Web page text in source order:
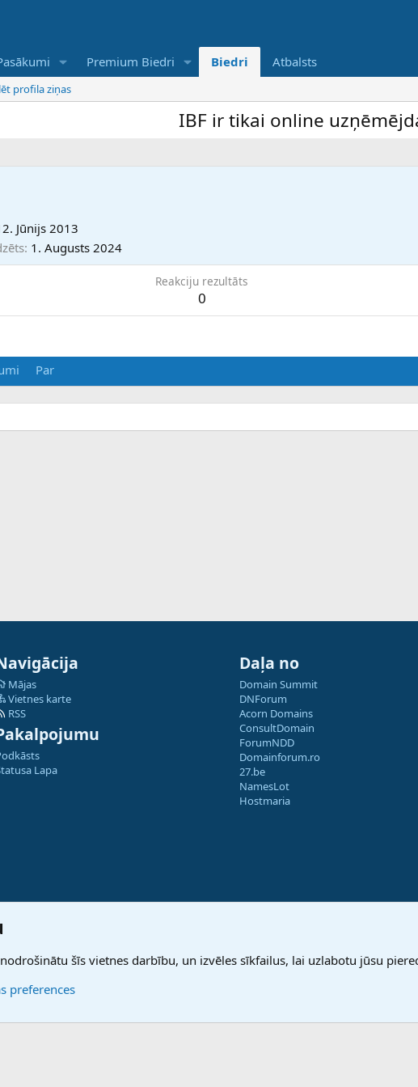
Premium Biedri Biedri Atbalsts
profila ziņas
IBF ir tikai online
Jūnijs 2013
1. Augusts 2024
Reakciju rezultāts
0
Par
Mājas
Vietnes karte
RSS
Lapa
Daļa no
Domain Summit
DNForum
Acorn Domains
ConsultDomain
ForumNDD
Domainforum.ro
27.be
NamesLot
Hostmaria
šīs vietnes darbību, un izvēles sīkfailus, lai uzlabotu jūsu
preferences